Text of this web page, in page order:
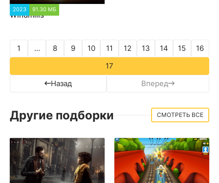
2023 91.30 МБ
Windmills
Назад
1 ... 8 9 10 11 12 13 14 15
16
17
Вперед
Другие подборки СМОТРЕТЬ ВСЕ